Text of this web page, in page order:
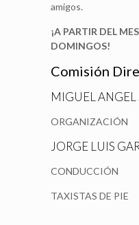
amigos.
¡A PARTIR DEL
DOMINGOS!
Comisión
MIGUEL ANGEL
ORGANIZACIÓN
JORGE LUIS
CONDUCCIÓN
TAXISTAS DE PIE